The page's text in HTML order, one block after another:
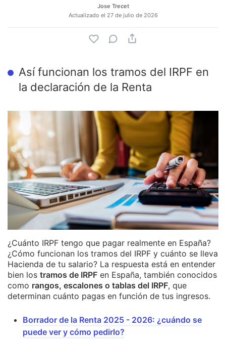
Jose Trecet
Actualizado el 27 de julio de 2026
Así funcionan los tramos del IRPF en
la declaración de la Renta
¿Cuánto IRPF tengo que pagar realmente en España?
¿Cómo funcionan los tramos del IRPF y cuánto se lleva
Hacienda de tu salario? La respuesta está en entender
bien los tramos de IRPF en España, también conocidos
como rangos, escalones o tablas del IRPF, que
determinan cuánto pagas en función de tus ingresos.
Borrador de la Renta 2025 - 2026: ¿cuándo se
puede ver y cómo pedirlo?